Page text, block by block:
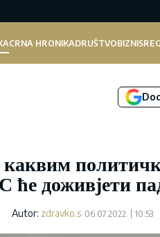
CRNA HRONIKADRUŠTVOBIZNIS
ће доживјети
Autor: zdravko.s 06.07.2022. 10:53